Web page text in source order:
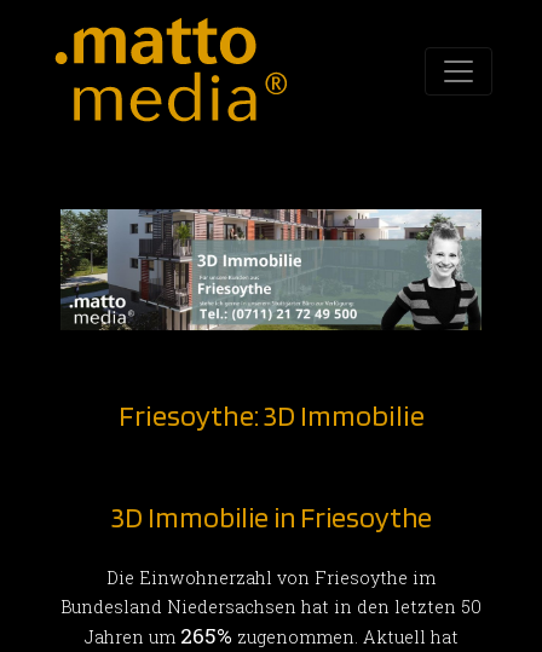
Friesoythe: 3D Immobilie
3D Immobilie in Friesoythe
Die Einwohnerzahl von Friesoythe im
Bundesland Niedersachsen hat in den letzten 50
Jahren um 265% zugenommen. Aktuell hat